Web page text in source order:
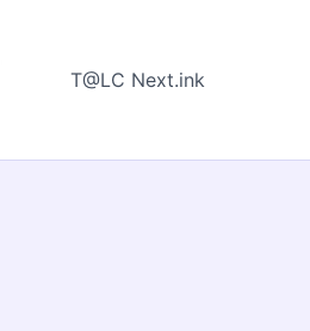
T@LC Next.ink